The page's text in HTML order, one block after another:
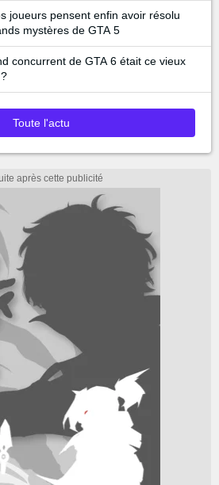
joueurs pensent enfin avoir résolu
mystères de GTA 5
concurrent de GTA 6 était ce vieux
Toute l'actu